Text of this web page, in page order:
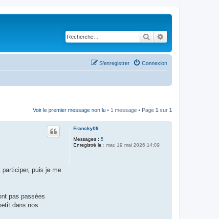
Rechercher
Connexion
S’enregistrer
Voir le premier message non lu • 1 message • Page 1 sur 1
Francky08
Messages : 5
Enregistré le : mar. 19 mai 2026 14:09
participer, puis je me
pas passées
dans nos